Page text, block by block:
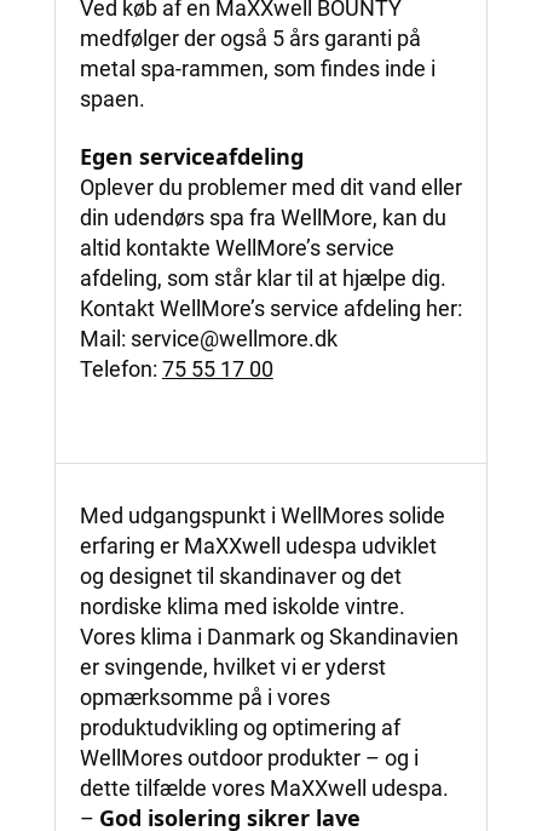
Ved køb af en MaXXwell BOUNTY
medfølger der også 5 års garanti på
metal spa-rammen, som findes inde i
spaen.
Egen serviceafdeling
Oplever du problemer med dit vand eller
din udendørs spa fra WellMore, kan du
altid kontakte WellMore’s service
afdeling, som står klar til at hjælpe dig.
Kontakt WellMore’s service afdeling her:
Mail: service@wellmore.dk
Telefon: 75 55 17 00
Med udgangspunkt i WellMores solide
erfaring er MaXXwell udespa udviklet
og designet til skandinaver og det
nordiske klima med iskolde vintre.
Vores klima i Danmark og Skandinavien
er svingende, hvilket vi er yderst
opmærksomme på i vores
produktudvikling og optimering af
WellMores outdoor produkter – og i
dette tilfælde vores MaXXwell udespa.
– God isolering sikrer lave